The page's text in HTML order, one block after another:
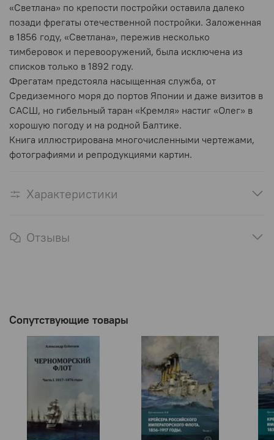
«Светлана» по крепости постройки оставила далеко
позади фрегаты отечественной постройки. Заложенная
в 1856 году, «Светлана», пережив несколько
тимберовок и перевооружений, была исключена из
списков только в 1892 году.
Фрегатам предстояла насыщенная служба, от
Средиземного моря до портов Японии и даже визитов в
САСШ, но гибельный таран «Кремля» настиг «Олег» в
хорошую погоду и на родной Балтике.
Книга иллюстрирована многочисленными чертежами,
фотографиями и репродукциями картин.
Характеристики
Отзывы
Сопутствующие товары